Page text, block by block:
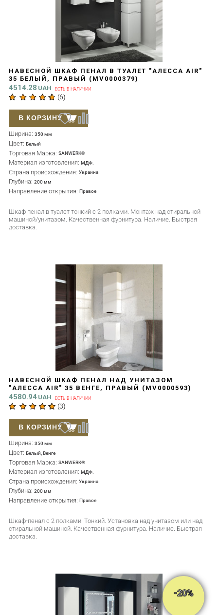
НАВЕСНОЙ ШКАФ ПЕНАЛ В ТУАЛЕТ "АЛЕССА AIR"
35 БЕЛЫЙ, ПРАВЫЙ (MV0000379)
(6)
4514.28 UAH ЕСТЬ В НАЛИЧИИ
Ширина: 350 мм
Цвет: Белый
Торговая Марка: SANWERK®
Материал изготовления: МДФ.
Страна происхождения: Украина
Глубина: 200 мм
Направление открытия: Правое
Шкаф пенал в туалет тонкий с 2 полками. Монтаж над стиральной
машиной/унитазом. Качественная фурнитура. Наличие. Быстрая
доставка.
В КОРЗИНУ
НАВЕСНОЙ ШКАФ ПЕНАЛ НАД УНИТАЗОМ
"АЛЕССА AIR" 35 ВЕНГЕ, ПРАВЫЙ (MV0000593)
(3)
4580.94 UAH ЕСТЬ В НАЛИЧИИ
Ширина: 350 мм
Цвет: Белый, Венге
Торговая Марка: SANWERK®
Материал изготовления: МДФ.
Страна происхождения: Украина
Глубина: 200 мм
Направление открытия: Правое
Шкаф-пенал с 2 полками. Тонкий. Установка над унитазом или над
стиральной машиной. Качественная фурнитура. Наличие. Быстрая
доставка.
В КОРЗИНУ
-20%